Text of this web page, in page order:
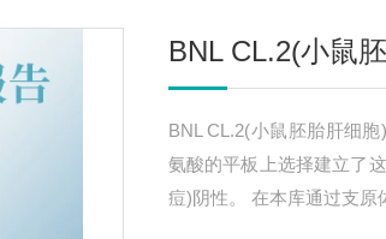
BNL CL.2(小鼠
BNL CL.2(小鼠胚胎肝细
氨酸的平板上选择建立了
痘)阴性。 在本库通过支原